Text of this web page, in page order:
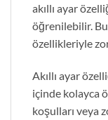
akıllı ayar
öğrenilebilir.
özellikleriyle
Akıllı ayar
içinde kolayca
koşulları veya